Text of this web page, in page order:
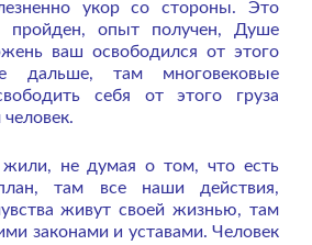
укор со стороны. Это
пройден, опыт получен, Душе
ваш освободился от этого
дальше, там многовековые
себя от этого груза
не думая о том, что есть
там все наши действия,
живут своей жизнью, там
законами и уставами. Человек